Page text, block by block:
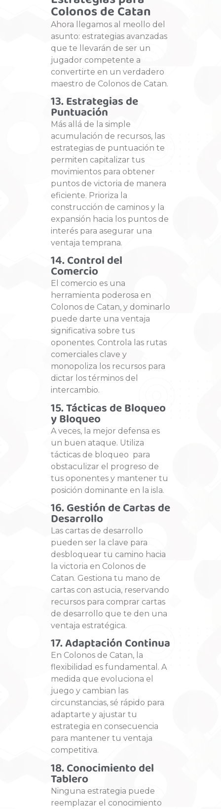
Colonos de Catan
Ahora llegamos al meollo del
asunto: estrategias avanzadas
que te llevarán de ser un
jugador competente a
convertirte en un verdadero
maestro de Colonos de Catan.
13. Estrategias de
Puntuación
Más allá de la simple
acumulación de recursos, las
estrategias de puntuación te
permiten capitalizar tus
movimientos para obtener
puntos de victoria de manera
eficiente. Prioriza la
construcción de caminos y la
expansión hacia los puntos de
interés para asegurar una
ventaja temprana.
14. Control del
Comercio
El comercio es una
herramienta poderosa en
Colonos de Catan, y dominarlo
puede darte una ventaja
significativa sobre tus
oponentes. Controla las rutas
comerciales clave y
monopoliza los recursos para
dictar los términos del
intercambio.
15. Tácticas de Bloqueo
y Bloqueo
A veces, la mejor defensa es
un buen ataque. Utiliza
tácticas de bloqueo para
obstaculizar el progreso de
tus oponentes y mantener tu
posición dominante en la isla.
16. Gestión de Cartas de
Desarrollo
Las cartas de desarrollo
pueden ser la clave para
desbloquear tu camino hacia
la victoria en Colonos de
Catan. Gestiona tu mano de
cartas con astucia, reservando
recursos para comprar cartas
de desarrollo que te den una
ventaja estratégica.
17. Adaptación Continua
En Colonos de Catan, la
flexibilidad es fundamental. A
medida que evoluciona el
juego y cambian las
circunstancias, sé rápido para
adaptarte y ajustar tu
estrategia en consecuencia
para mantener tu ventaja
competitiva.
18. Conocimiento del
Tablero
Ninguna estrategia puede
reemplazar el conocimiento